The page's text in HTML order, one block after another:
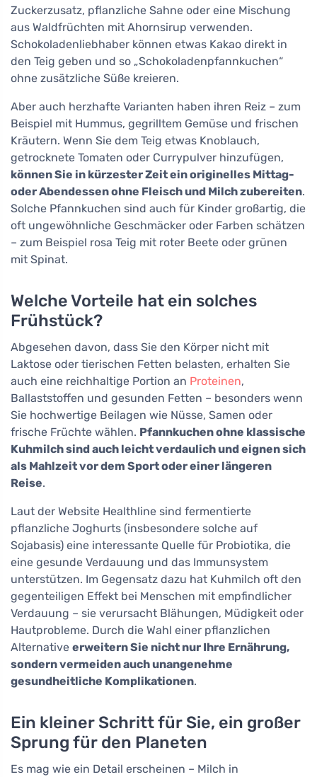
Zuckerzusatz, pflanzliche Sahne oder eine Mischung
aus Waldfrüchten mit Ahornsirup verwenden.
Schokoladenliebhaber können etwas Kakao direkt in
den Teig geben und so „Schokoladenpfannkuchen“
ohne zusätzliche Süße kreieren.
Aber auch herzhafte Varianten haben ihren Reiz – zum
Beispiel mit Hummus, gegrilltem Gemüse und frischen
Kräutern. Wenn Sie dem Teig etwas Knoblauch,
getrocknete Tomaten oder Currypulver hinzufügen,
können Sie in kürzester Zeit ein originelles Mittag-
oder Abendessen ohne Fleisch und Milch zubereiten.
Solche Pfannkuchen sind auch für Kinder großartig, die
oft ungewöhnliche Geschmäcker oder Farben schätzen
– zum Beispiel rosa Teig mit roter Beete oder grünen
mit Spinat.
Welche Vorteile hat ein solches
Frühstück?
Abgesehen davon, dass Sie den Körper nicht mit
Laktose oder tierischen Fetten belasten, erhalten Sie
auch eine reichhaltige Portion an Proteinen,
Ballaststoffen und gesunden Fetten – besonders wenn
Sie hochwertige Beilagen wie Nüsse, Samen oder
frische Früchte wählen. Pfannkuchen ohne klassische
Kuhmilch sind auch leicht verdaulich und eignen sich
als Mahlzeit vor dem Sport oder einer längeren
Reise.
Laut der Website Healthline sind fermentierte
pflanzliche Joghurts (insbesondere solche auf
Sojabasis) eine interessante Quelle für Probiotika, die
eine gesunde Verdauung und das Immunsystem
unterstützen. Im Gegensatz dazu hat Kuhmilch oft den
gegenteiligen Effekt bei Menschen mit empfindlicher
Verdauung – sie verursacht Blähungen, Müdigkeit oder
Hautprobleme. Durch die Wahl einer pflanzlichen
Alternative erweitern Sie nicht nur Ihre Ernährung,
sondern vermeiden auch unangenehme
gesundheitliche Komplikationen.
Ein kleiner Schritt für Sie, ein großer
Sprung für den Planeten
Es mag wie ein Detail erscheinen – Milch in